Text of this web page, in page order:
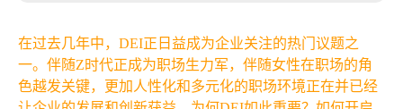
在过去几年中，DEI正日益成为企业关注的热门议题之
一。伴随Z时代正成为职场生力军，伴随女性在职场的角
色越发关键，更加人性化和多元化的职场环境正在并已经